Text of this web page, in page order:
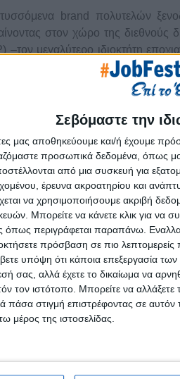
Σεβόμαστε την
μας αποθηκεύουμε και/ή έχουμε
προσωπικά δεδομένα, όπως
από μια συσκευή για
έρευνα ακροατηρίου και
να χρησιμοποιήσουμε ακριβή
Μπορείτε να κάνετε κλικ για να
περιγράφεται παραπάνω.
πρόσβαση σε πιο λεπτομερείς
υπόψη ότι κάποια επεξεργασία
σας, αλλά έχετε το δικαίωμα να
τον ιστότοπο. Μπορείτε να αλλάξετε
στιγμή επιστρέφοντας σε αυτόν
μέρος της ιστοσελίδας.
brand πολυτελών
στον χώρο της διεθνούς
μεγαλύτερο ιδιοκτήτη
της Blackstone– για τη
192 δωματίων, που
πρόκειται να μετατραπεί
.
hospitality groups in Greece,
is comprised of the
Autograph Collection, Domes
Resort, Crete and the newest
by the thrill of sharing them
combined with
at iconic destinations and
architecture and
design, opulent